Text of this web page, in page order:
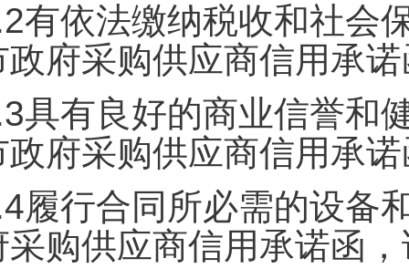
有依法缴纳税收和社会
政府采购供应商信用承
具有良好的商业信誉和
政府采购供应商信用承
履行合同所必需的设备
采购供应商信用承诺函